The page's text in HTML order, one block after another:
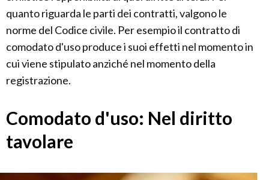
quanto riguarda le parti dei contratti, valgono le
norme del Codice civile. Per esempio il contratto di
comodato d'uso produce i suoi effetti nel momento in
cui viene stipulato anziché nel momento della
registrazione.
Comodato d'uso: Nel diritto
tavolare